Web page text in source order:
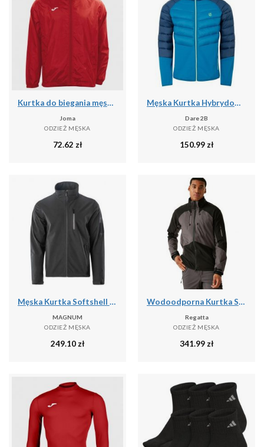
Kurtka do biegania męska Joma Iris przeciwdeszczowa
Joma
ODZIEŻ MĘSKA
72.62 zł
Męska Kurtka Hybrydowa Torrek
Dare 2B
ODZIEŻ MĘSKA
150.99zł
Męska Kurtka Softshell 2.0 Deer
MAGNUM
ODZIEŻ MĘSKA
249.10zł
Wodoodporna Kurtka Stretch Shell Dla Dorosłych Unisex
Regatta
ODZIEŻ MĘSKA
341.99zł